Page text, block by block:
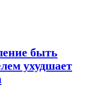
быть
ухудшает